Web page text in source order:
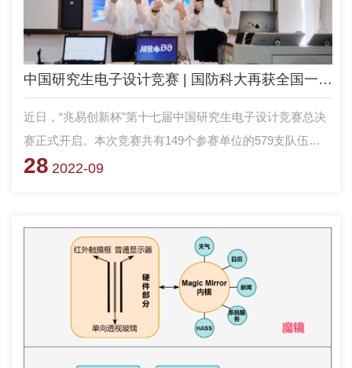
中国研究生电子设计竞赛 | 国防科大再获全国一等奖3项
近日，“兆易创新杯”第十七届中国研究生电子设计竞赛总决
赛正式开启。本次竞赛共有149个参赛单位的579支队伍
1700余名研究生从各赛区脱颖而出，带来最新电子信息创新
组织奖1项，电子科学学院雷菁、关东方、李冬冬获得优秀
指导教师奖。
28 2022-09